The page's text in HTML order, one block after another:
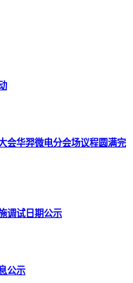
会华羿微电分会场议程圆满完
调试日期公示
公示